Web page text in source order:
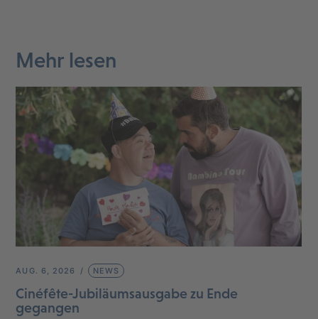
Mehr lesen
AUG. 6, 2026 NEWS
Cinéfête-Jubiläumsausgabe zu Ende
gegangen